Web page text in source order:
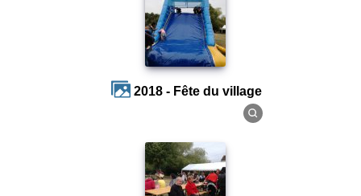
2018 - Fête du village